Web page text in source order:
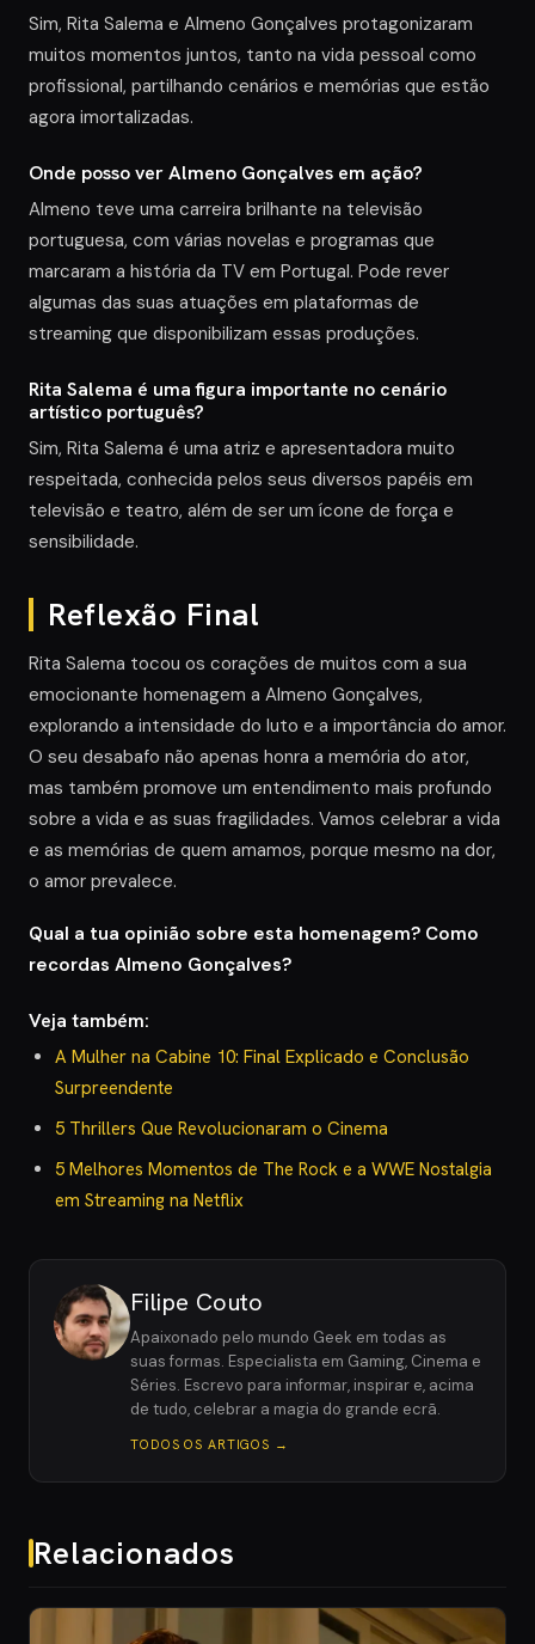
Sim, Rita Salema e Almeno Gonçalves protagonizaram
muitos momentos juntos, tanto na vida pessoal como
profissional, partilhando cenários e memórias que estão
agora imortalizadas.
Onde posso ver Almeno Gonçalves em ação?
Almeno teve uma carreira brilhante na televisão
portuguesa, com várias novelas e programas que
marcaram a história da TV em Portugal. Pode rever
algumas das suas atuações em plataformas de
streaming que disponibilizam essas produções.
Rita Salema é uma figura importante no cenário
artístico português?
Sim, Rita Salema é uma atriz e apresentadora muito
respeitada, conhecida pelos seus diversos papéis em
televisão e teatro, além de ser um ícone de força e
sensibilidade.
Reflexão Final
Rita Salema tocou os corações de muitos com a sua
emocionante homenagem a Almeno Gonçalves,
explorando a intensidade do luto e a importância do amor.
O seu desabafo não apenas honra a memória do ator,
mas também promove um entendimento mais profundo
sobre a vida e as suas fragilidades. Vamos celebrar a vida
e as memórias de quem amamos, porque mesmo na dor,
o amor prevalece.
Qual a tua opinião sobre esta homenagem? Como
recordas Almeno Gonçalves?
Veja também:
A Mulher na Cabine 10: Final Explicado e Conclusão
Surpreendente
5 Thrillers Que Revolucionaram o Cinema
5 Melhores Momentos de The Rock e a WWE Nostalgia
em Streaming na Netflix
Filipe Couto
Apaixonado pelo mundo Geek em todas as
suas formas. Especialista em Gaming, Cinema e
Séries. Escrevo para informar, inspirar e, acima
de tudo, celebrar a magia do grande ecrã.
TODOS OS ARTIGOS →
Relacionados